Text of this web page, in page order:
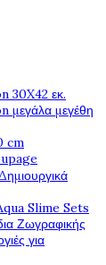
30X42 εκ.
μεγάλα μεγέθη
cm
Slime Sets
Ζωγραφικής
για